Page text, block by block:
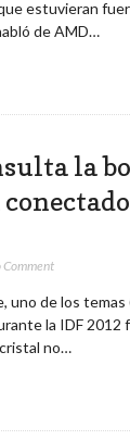
estuvieran
de AMD…
la
Comment
uno de los temas
la IDF 2012
no…